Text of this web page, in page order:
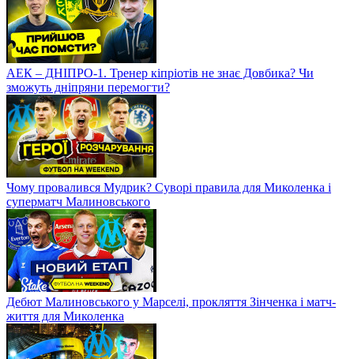
АЕК – ДНІПРО-1. Тренер кіпріотів не знає Довбика? Чи
зможуть дніпряни перемогти?
Чому провалився Мудрик? Суворі правила для Миколенка і
суперматч Малиновського
Дебют Малиновського у Марселі, прокляття Зінченка і матч-
життя для Миколенка